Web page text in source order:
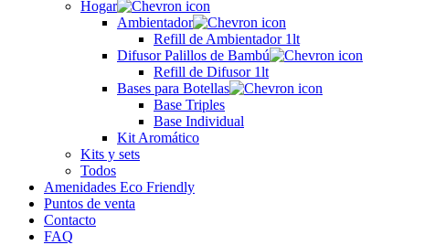
Hogar
Ambientador
Refill de Ambientador 1lt
Difusor Palillos de Bambú
Refill de Difusor 1lt
Bases para Botellas
Base Triples
Base Individual
Kit Aromático
Kits y sets
Todos
Amenidades Eco Friendly
Puntos de venta
Contacto
FAQ